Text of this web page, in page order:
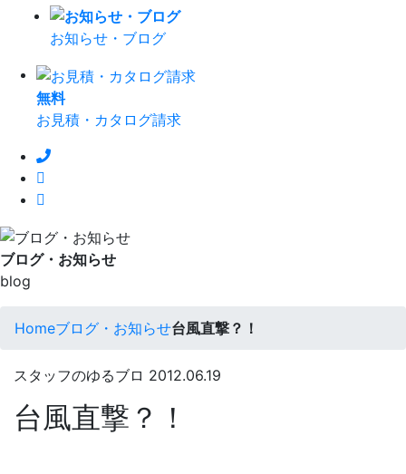
お知らせ・ブログ
無料
お見積・カタログ請求
ブログ・お知らせ
blog
Homeブログ・お知らせ台風直撃？！
スタッフのゆるブロ 2012.06.19
台風直撃？！